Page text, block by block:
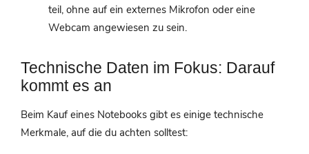
teil, ohne auf ein externes Mikrofon oder eine
Webcam angewiesen zu sein.
Technische Daten im Fokus: Darauf
kommt es an
Beim Kauf eines Notebooks gibt es einige technische
Merkmale, auf die du achten solltest: